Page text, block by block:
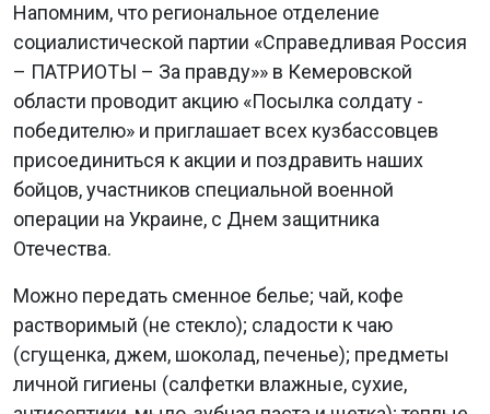
Напомним, что региональное отделение
социалистической партии «Справедливая Россия
– ПАТРИОТЫ – За правду»» в Кемеровской
области проводит акцию «Посылка солдату -
победителю» и приглашает всех кузбассовцев
присоединиться к акции и поздравить наших
бойцов, участников специальной военной
операции на Украине, с Днем защитника
Отечества.
Можно передать сменное белье; чай, кофе
растворимый (не стекло); сладости к чаю
(сгущенка, джем, шоколад, печенье); предметы
личной гигиены (салфетки влажные, сухие,